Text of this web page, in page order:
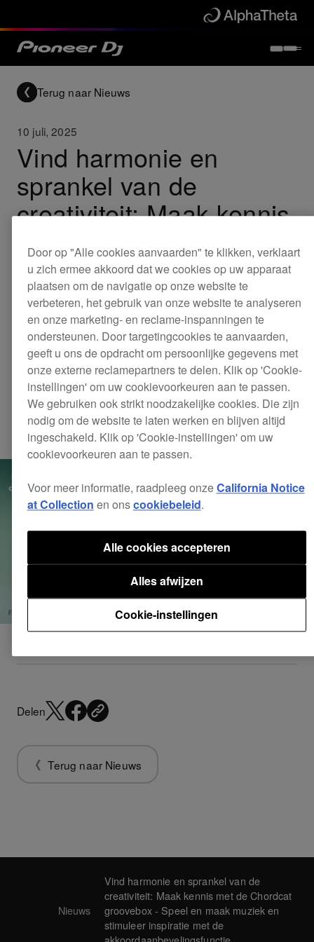
Terug naar Nieuws
10 juli, 2025
Vind harmonie en
sprankel van de
creativiteit: Maak kennis
met de Chordcat
groovebox - Speel en
maak muziek en
stimuleer inspiratie met
de
Products Chordcat
Delen
Terug naar Nieuws
Nieuws
Vind harmonie en sprankel van de
creativiteit: Maak kennis met de Chordcat
groovebox - Speel en maak muziek en
stimuleer inspiratie met de
Door op "Alle cookies aanvaarden" te klikken, verklaart
u zich ermee akkoord dat we cookies op uw apparaat
plaatsen om de navigatie op onze website te
verbeteren, het gebruik van onze website te analyseren
en onze marketing- en reclame-inspanningen te
ondersteunen. Door targetingcookies te aanvaarden,
geeft u ons de opdracht om persoonlijke gegevens met
onze externe reclamepartners te delen. Klik op 'Cookie-
instellingen' om uw cookievoorkeuren aan te passen.
We gebruiken ook strikt noodzakelijke cookies. Die zijn
nodig om de website te laten werken en blijven altijd
ingeschakeld. Klik op 'Cookie-instellingen' om uw
cookievoorkeuren aan te passen.
Voor meer informatie, raadpleeg onzeCalifornia Notice
at Collection en onscookiebeleid.
Cookie-instellingen
Alles afwijzen
Alle cookies accepteren